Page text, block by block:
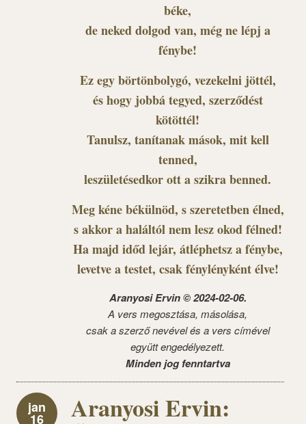
béke,
de neked dolgod van, még ne lépj a
fénybe!
Ez egy börtönbolygó, vezekelni jöttél,
és hogy jobbá tegyed, szerződést
kötöttél!
Tanulsz, tanítanak mások, mit kell
tenned,
leszületésedkor ott a szikra benned.
Meg kéne békülnöd, s szeretetben élned,
s akkor a haláltól nem lesz okod félned!
Ha majd időd lejár, átléphetsz a fénybe,
levetve a testet, csak fénylényként élve!
Aranyosi Ervin © 2024-02-06.
A vers megosztása, másolása,
csak a szerző nevével és a vers címével
együtt engedélyezett.
Minden jog fenntartva
jan
16
Aranyosi Ervin: